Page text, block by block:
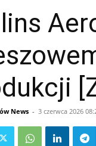
News - 3 czerwca 2026